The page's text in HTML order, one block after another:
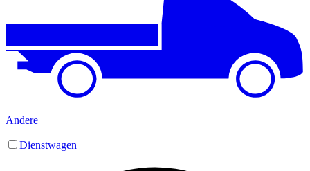
Andere
Dienstwagen